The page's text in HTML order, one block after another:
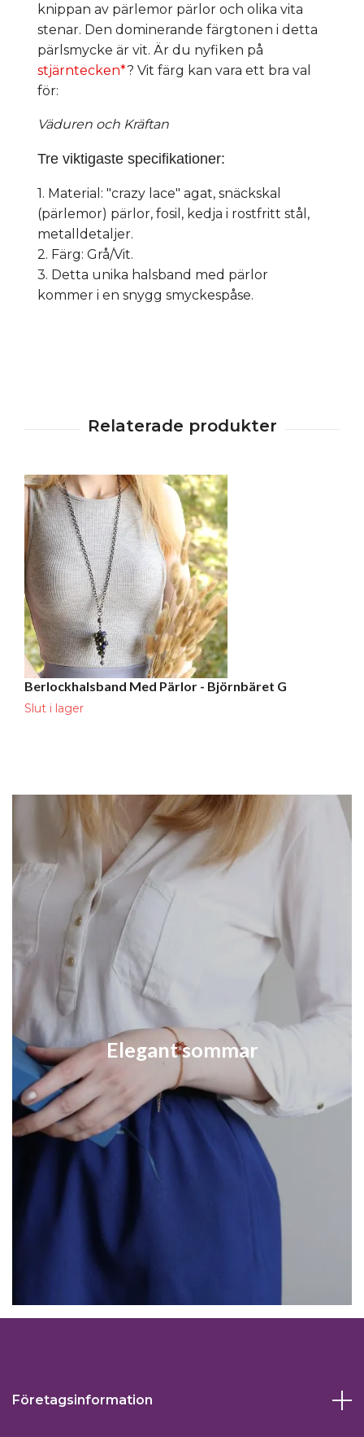
Elegant sommar
knippan av pärlemor pärlor och olika vita
stenar. Den dominerande färgtonen i detta
pärlsmycke är vit. Är du nyfiken på
stjärntecken*? Vit färg kan vara ett bra val
för:
Väduren och Kräftan
Tre viktigaste specifikationer:
1. Material: "crazy lace" agat, snäckskal
(pärlemor) pärlor, fosil, kedja i rostfritt stål,
metalldetaljer.
2. Färg: Grå/Vit.
3. Detta unika halsband med pärlor
kommer i en snygg smyckespåse.
Berlockhalsband Med Pärlor - Björnbäret G
Slut i lager
Företagsinformation